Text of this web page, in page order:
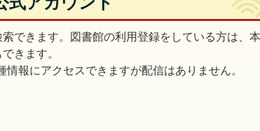
できます。図書館の利用登録をしている方は、
きます。
報にアクセスできますが配信はありません。